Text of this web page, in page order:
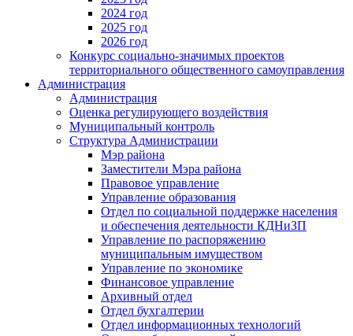
2024 год
2025 год
2026 год
Конкурс социально-значимых проектов
территориального общественного самоуправления
Администрация
Администрация
Оценка регулирующего воздействия
Муниципальный контроль
Структура Администрации
Мэр района
Заместители Мэра района
Правовое управление
Управление образования
Отдел по социальной поддержке населения
и обеспечения деятельности КДНиЗП
Управление по распоряжению
муниципальным имуществом
Управление по экономике
Финансовое управление
Архивный отдел
Отдел бухгалтерии
Отдел информационных технологий